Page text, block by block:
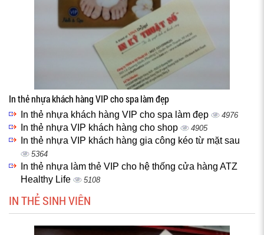
In thẻ nhựa khách hàng VIP cho spa làm đẹp
In thẻ nhựa khách hàng VIP cho spa làm đẹp 4976
In thẻ nhựa VIP khách hàng cho shop 4905
In thẻ nhựa VIP khách hàng gia công kéo từ mặt sau
5364
In thẻ nhựa làm thẻ VIP cho hệ thống cửa hàng ATZ
Healthy Life
5108
IN THẺ SINH VIÊN